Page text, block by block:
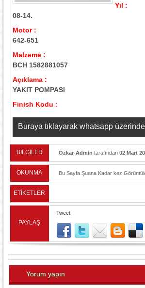
Yıl :
08-14.
Motor :
642-651
Malzeme :
BCH 1582881057
Açıklama :
YAKIT POMPASI
Finish Kodu :
Buraya tıklayarak whatsapp
stok bilgisi
BİLGİLER Ozkar-Admin tarafından 02 Mart
OKUNMA Bu Sayfa Şuana Kadar kez
ETİKETLER
PAYLAŞ
Tweet
Yorum yapın